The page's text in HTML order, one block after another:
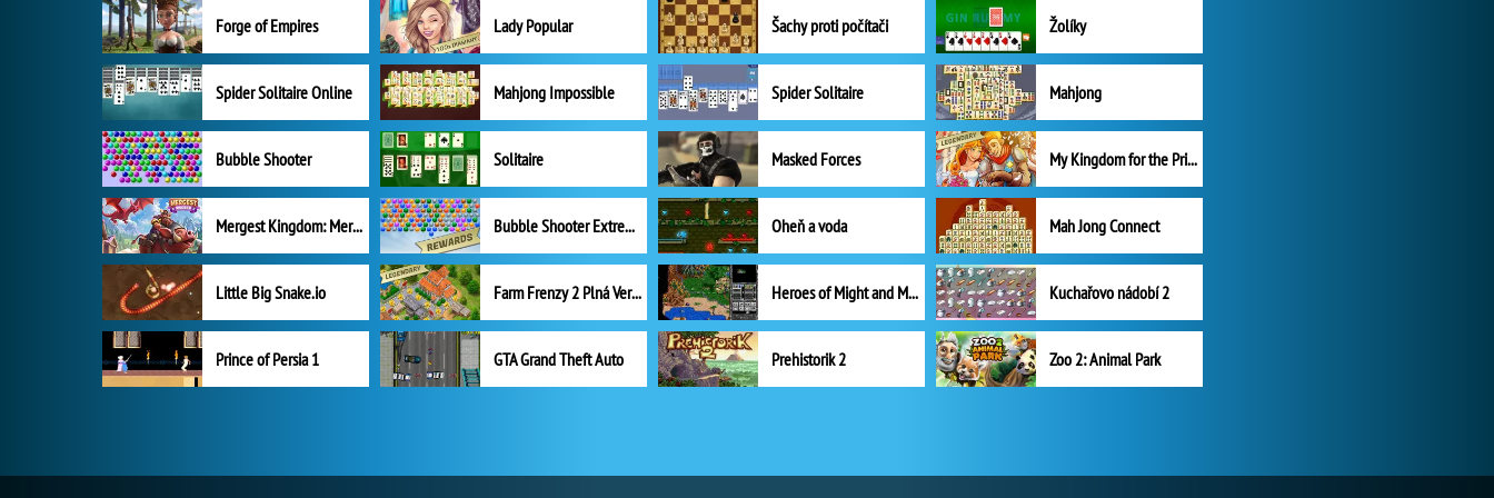
Forge of Empires Lady Popular Šachy proti počítači Žolíky
Spider Solitaire Online Mahjong Impossible Spider Solitaire Mahjong
Bubble Shooter Solitaire Masked Forces My Kingdom for the Princess Plná verze
Mergest Kingdom: Merge Puzzle Bubble Shooter Extreme Oheň a voda Mah Jong Connect
Little Big Snake.io Farm Frenzy 2 Plná Verze Heroes of Might and Magic II Kuchařovo nádobí 2
Prince of Persia 1 GTA Grand Theft Auto Prehistorik 2 Zoo 2: Animal Park